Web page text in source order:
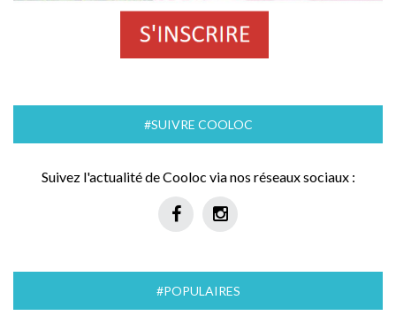
#SUIVRE COOLOC
Suivez l'actualité de Cooloc via nos réseaux sociaux :
#POPULAIRES